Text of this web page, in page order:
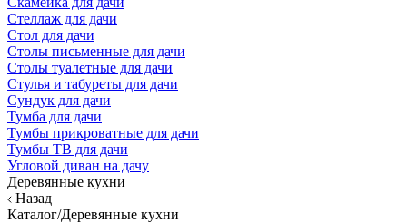
Стеллаж для дачи
Стол для дачи
Столы письменные для дачи
Столы туалетные для дачи
Стулья и табуреты для дачи
Сундук для дачи
Тумба для дачи
Тумбы прикроватные для дачи
Тумбы ТВ для дачи
Угловой диван на дачу
Деревянные кухни
Назад
Каталог/Деревянные кухни